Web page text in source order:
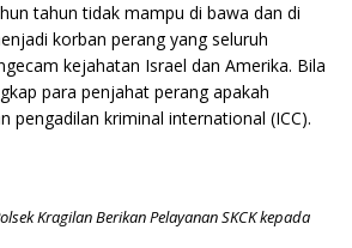
tahun tidak mampu di bawa dan di
korban perang yang seluruh
kejahatan Israel dan Amerika. Bila
para penjahat perang apakah
pengadilan kriminal international (ICC).
Kragilan Berikan Pelayanan SKCK kepada